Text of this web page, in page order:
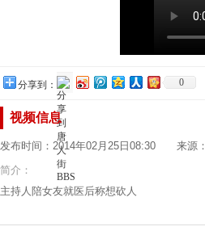
分享到： 0
视频信息
发布时间：2014年02月25日08:30 来源：
简介：
主持人陪女友就医后称想砍人